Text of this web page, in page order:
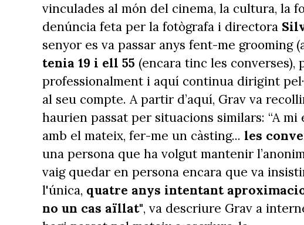
vinculades al món del cinema, la cultura, la
denúncia feta per la fotògrafa i directora
senyor es va passar anys fent-me grooming
tenia 19 i ell 55 (encara tinc les
professionalment i aquí continua dirigint
al seu compte. A partir d’aquí, Grav va
haurien passat per situacions similars: “A
amb el mateix, fer-me un càsting... les
una persona que ha volgut mantenir
vaig quedar en persona encara que va
l'única, quatre anys intentant
no un cas aïllat", va descriure Grav a